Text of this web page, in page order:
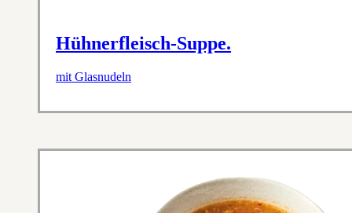
Hühnerfleisch-Suppe.
mit Glasnudeln